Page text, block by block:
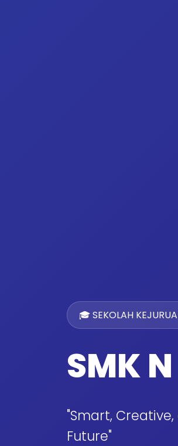
🎓 SEKOLAH
SMK
"Smart,
Future"